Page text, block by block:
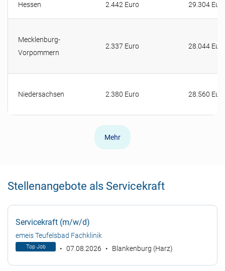
Hessen 2.442 Euro 29.304
Mecklenburg-
Vorpommern
2.337 Euro 28.044
Niedersachsen 2.380 Euro 28.560
Mehr
Stellenangebote als Servicekraft
Servicekraft (m/w/d)
emeis Teufelsbad Fachklinik
Top Job 07.08.2026 Blankenburg (Harz)